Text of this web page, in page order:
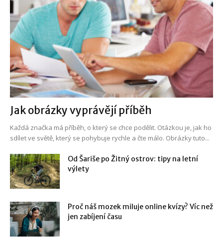
Jak obrázky vyprávějí příběh
Každá značka má příběh, o který se chce podělit. Otázkou je, jak ho
sdílet ve světě, který se pohybuje rychle a čte málo. Obrázky tuto...
Od Šariše po Žitný ostrov: tipy na letní
výlety
Proč náš mozek miluje online kvízy? Víc než
jen zabíjení času